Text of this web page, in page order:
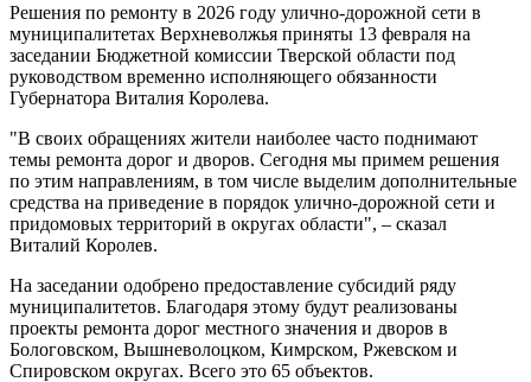
Решения по ремонту в 2026 году улично-дорожной сети в
муниципалитетах Верхневолжья приняты 13 февраля на
заседании Бюджетной комиссии Тверской области под
руководством временно исполняющего обязанности
Губернатора Виталия Королева.
"В своих обращениях жители наиболее часто поднимают
темы ремонта дорог и дворов. Сегодня мы примем решения
по этим направлениям, в том числе выделим дополнительные
средства на приведение в порядок улично-дорожной сети и
придомовых территорий в округах области", – сказал
Виталий Королев.
На заседании одобрено предоставление субсидий ряду
муниципалитетов. Благодаря этому будут реализованы
проекты ремонта дорог местного значения и дворов в
Бологовском, Вышневолоцком, Кимрском, Ржевском и
Спировском округах. Всего это 65 объектов.